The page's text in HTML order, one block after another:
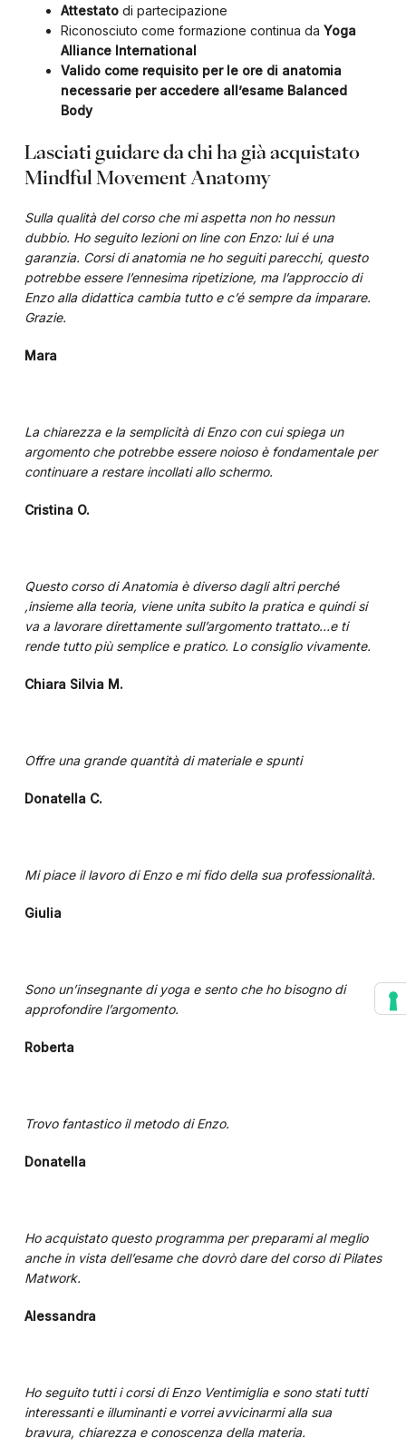
Attestatodi partecipazione
Riconosciuto come formazione continua da Yoga
Alliance International
Valido come requisito per le ore di anatomia
necessarie per accedere all’esame Balanced
Body
Lasciati guidare da chi ha già acquistato
Mindful Movement Anatomy
Sulla qualità del corso che mi aspetta non ho nessun
dubbio. Ho seguito lezioni on line con Enzo: lui é una
garanzia. Corsi di anatomia ne ho seguiti parecchi, questo
potrebbe essere l’ennesima ripetizione, ma l’approccio di
Enzo alla didattica cambia tutto e c’é sempre da imparare.
Grazie.
Mara
La chiarezza e la semplicità di Enzo con cui spiega un
argomento che potrebbe essere noioso è fondamentale per
continuare a restare incollati allo schermo.
Cristina O.
Questo corso di Anatomia è diverso dagli altri perché
,insieme alla teoria, viene unita subito la pratica e quindi si
va a lavorare direttamente sull’argomento trattato…e ti
rende tutto più semplice e pratico. Lo consiglio vivamente.
Chiara Silvia M.
Offre una grande quantità di materiale e spunti
Donatella C.
Mi piace il lavoro di Enzo e mi fido della sua professionalità.
Giulia
Sono un’insegnante di yoga e sento che ho bisogno di
approfondire l’argomento.
Roberta
Trovo fantastico il metodo di Enzo.
Donatella
Ho acquistato questo programma per preparami al meglio
anche in vista dell’esame che dovrò dare del corso di Pilates
Matwork.
Alessandra
Ho seguito tutti i corsi di Enzo Ventimiglia e sono stati tutti
interessanti e illuminanti e vorrei avvicinarmi alla sua
bravura, chiarezza e conoscenza della materia.